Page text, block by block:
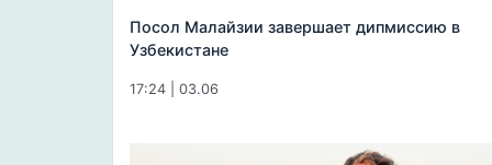
Посол Малайзии завершает дипмиссию в
Узбекистане
17:24 | 03.06